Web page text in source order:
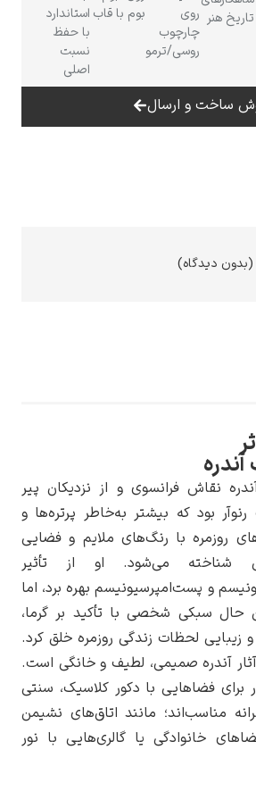
روی
چارچوب
روسی/ترمو
بوم با قاب استاندارد
با حفظ
و ارسال
فرانسوی و از نزدیکان پیر
بود که بیشتر به‌خاطر پرتره‌ها و
با رنگ‌های ملایم و فضایی
می‌شود. او از تأثیر
و پست‌امپرسیونیسم بهره برد، اما
سبکی شخصی با تأکید بر گرما،
لحظات زندگی روزمره خلق کرد.
صمیمی، لطیف و خانگی است.
فضاهایی با دکور کلاسیک، سنتی
مناسب‌اند؛ مانند اتاق‌های نشیمن
خانوادگی یا گالری‌هایی با نور